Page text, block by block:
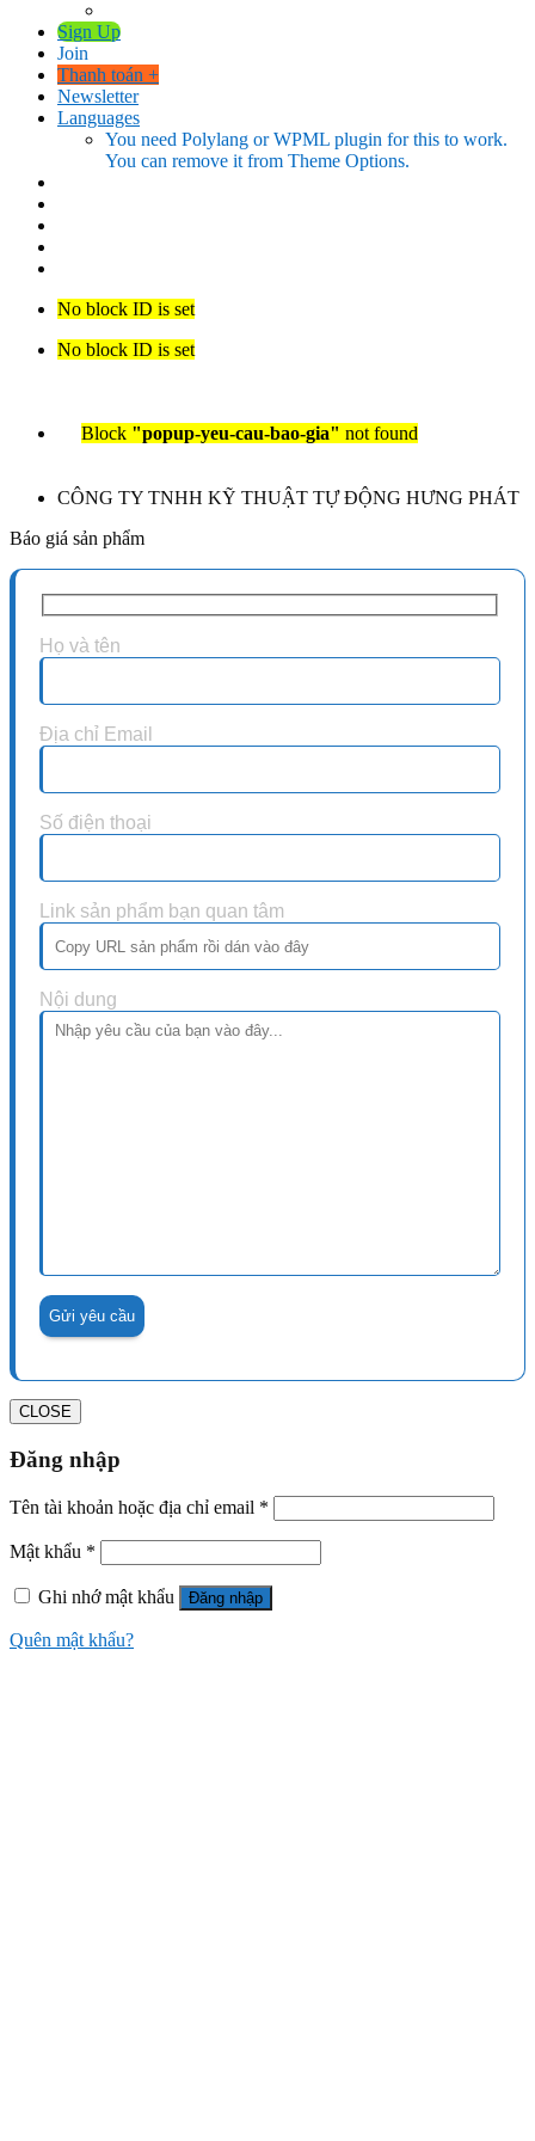
Sign Up
Join
Thanh toán +
Newsletter
Languages
You need Polylang or WPML plugin for this to work.
You can remove it from Theme Options.
No block ID is set
No block ID is set
Block "popup-yeu-cau-bao-gia" not found
CÔNG TY TNHH KỸ THUẬT TỰ ĐỘNG HƯNG PHÁT
Báo giá sản phẩm
Họ và tên
Địa chỉ Email
Số điện thoại
Link sản phẩm bạn quan tâm
Nội dung
CLOSE
Đăng nhập
Tên tài khoản hoặc địa chỉ email *
Mật khẩu *
Ghi nhớ mật khẩu Đăng nhập
Quên mật khẩu?